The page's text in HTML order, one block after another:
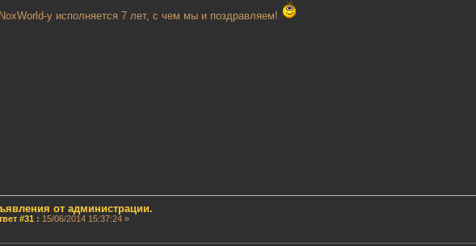
у исполняется 7 лет, с чем мы и поздравляем!
от администрации.
#31 : 15/06/2014 15:37:24 »